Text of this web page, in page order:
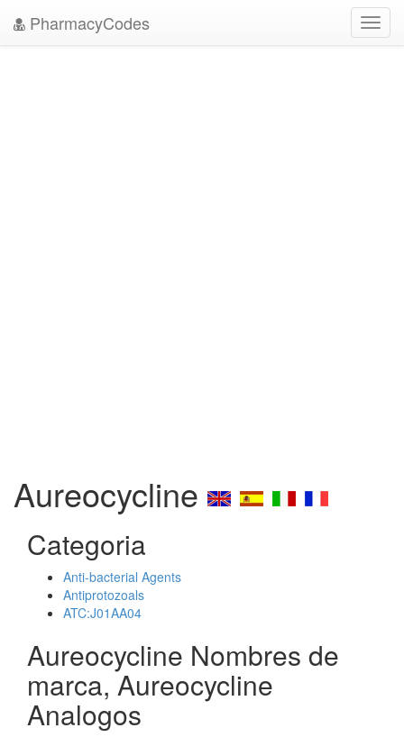
PharmacyCodes
Aureocycline
Categoria
Anti-bacterial Agents
Antiprotozoals
ATC:J01AA04
Aureocycline Nombres de
marca, Aureocycline
Analogos